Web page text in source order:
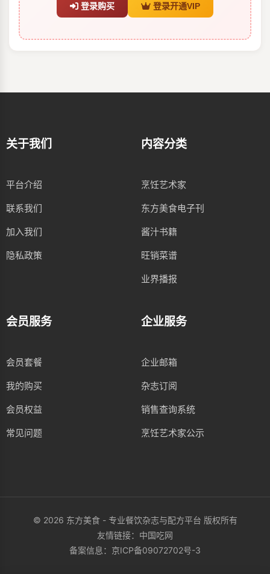
登录购买 登录开通VIP
关于我们
平台介绍
联系我们
加入我们
隐私政策
内容分类
烹饪艺术家
东方美食电子刊
酱汁书籍
旺销菜谱
业界播报
会员服务
会员套餐
我的购买
会员权益
常见问题
企业服务
企业邮箱
杂志订阅
销售查询系统
烹饪艺术家公示
© 2026 东方美食 - 专业餐饮杂志与配方平台 版权所有
友情链接： 中国吃网
备案信息： 京ICP备09072702号-3